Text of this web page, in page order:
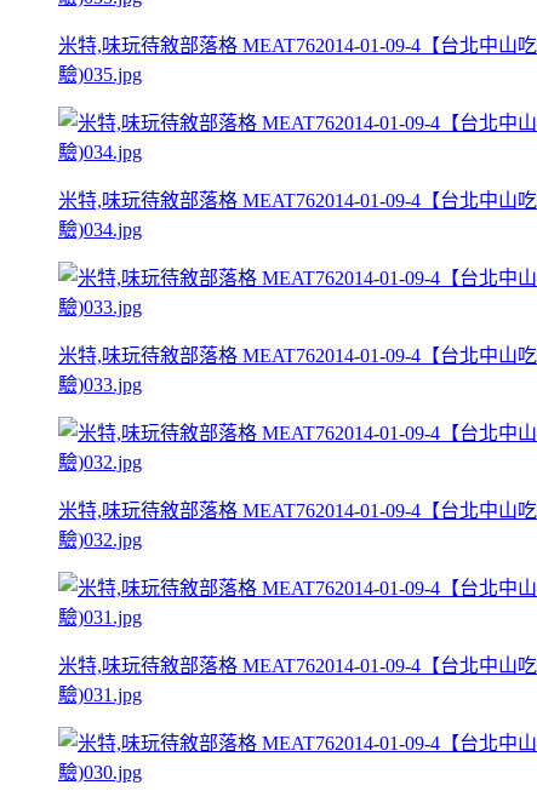
米特,味玩待敘部落格 MEAT762014-01-09-4【台北中
驗)035.jpg
米特,味玩待敘部落格 MEAT762014-01-09-4【台北中
驗)034.jpg
米特,味玩待敘部落格 MEAT762014-01-09-4【台北中
驗)033.jpg
米特,味玩待敘部落格 MEAT762014-01-09-4【台北中
驗)032.jpg
米特,味玩待敘部落格 MEAT762014-01-09-4【台北中
驗)031.jpg